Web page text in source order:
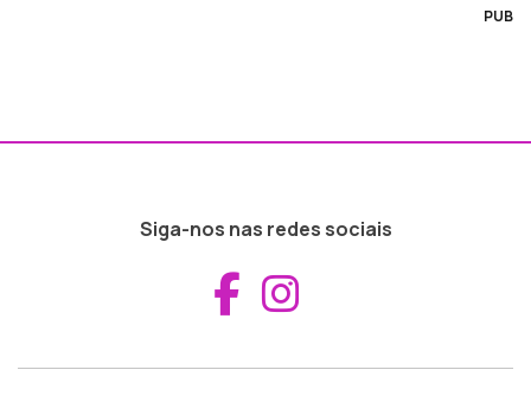
PUB
Siga-nos nas redes sociais
Aceder ao